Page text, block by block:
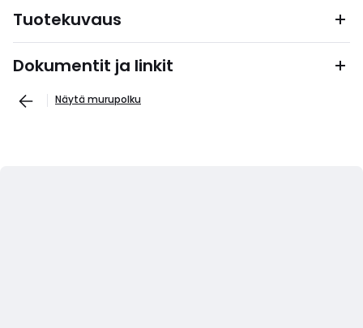
Tuotekuvaus
Dokumentit ja linkit
Näytä murupolku